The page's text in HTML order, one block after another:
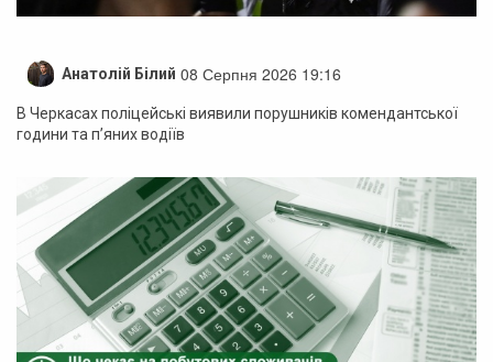
Анатолій Білий 08 Серпня 2026 19:16
В Черкасах поліцейські виявили порушників комендантської
години та п’яних водіїв